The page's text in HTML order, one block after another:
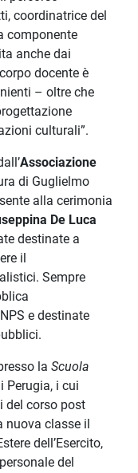
coordinatrice del
componente
anche dai
docente è
– oltre che
culturali”.
Associazione
di Guglielmo
alla cerimonia
De Luca
destinate a
il
Sempre
e destinate
la Scuola
Perugia, i cui
del corso post
nuova classe il
dell’Esercito,
del